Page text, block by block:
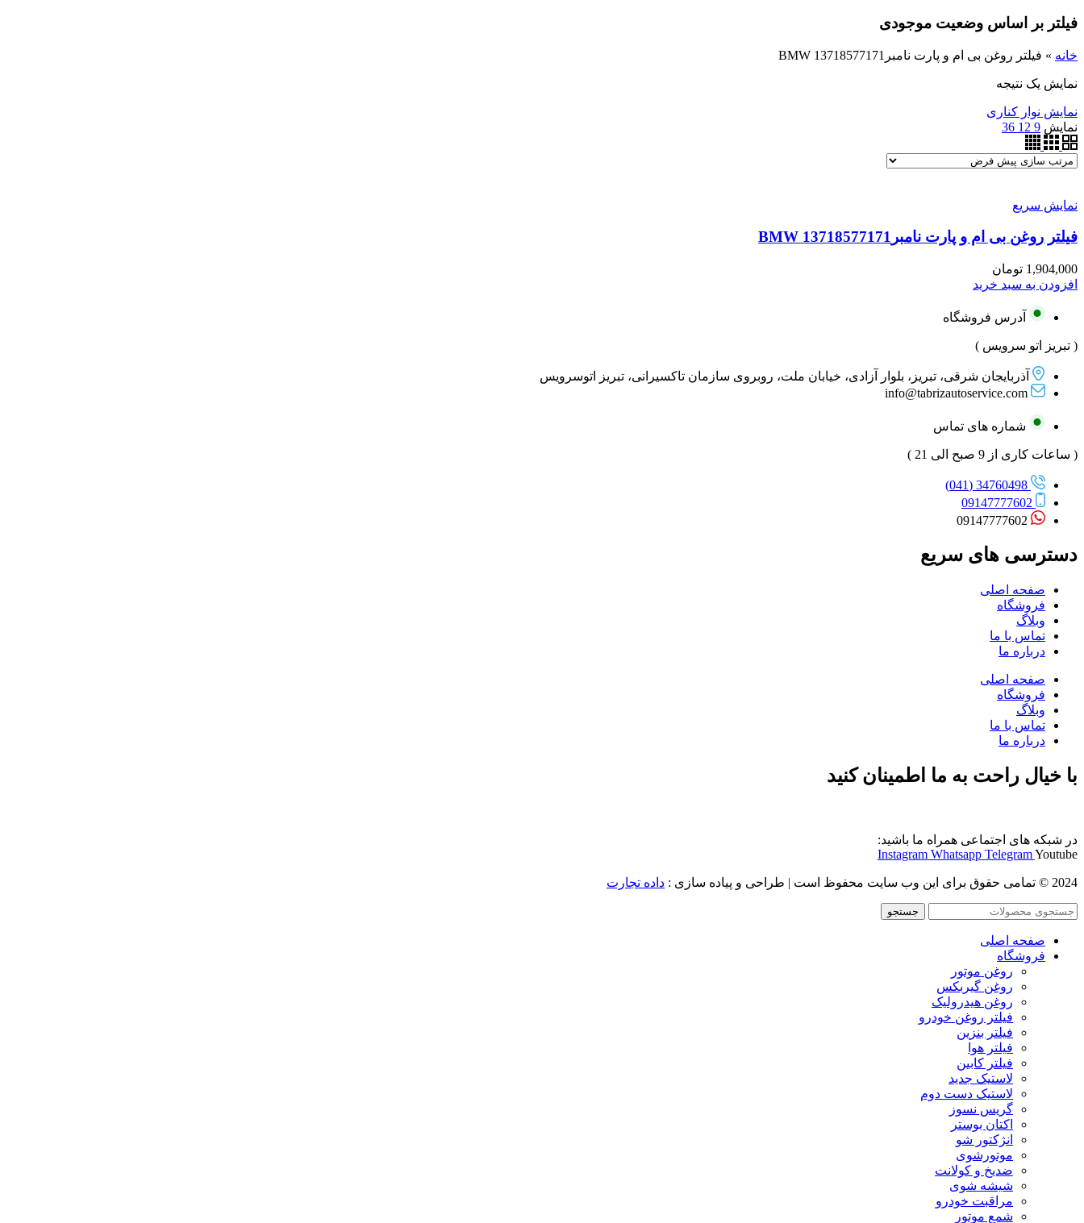
فیلتر بر اساس وضعیت موجودی
خانه » فیلتر روغن بی ام و پارت نامبرBMW 13718577171
نمایش یک نتیجه
نمایش نوار کناری
نمایش 9
12
36
نمایش سریع
فیلتر روغن بی ام و پارت نامبرBMW 13718577171
1,904,000 تومان
افزودن به سبد خرید
آدرس فروشگاه
( تبریز اتو سرویس )
آذربایجان شرقی، تبریز، بلوار آزادی، خیابان ملت، روبروی سازمان تاکسیرانی، تبریز اتوسرویس
info@tabrizautoservice.com
شماره های تماس
( ساعات کاری از 9 صبح الی 21 )
34760498 (041)
09147777602
09147777602
دسترسی های سریع
صفحه اصلی
فروشگاه
وبلاگ
تماس با ما
درباره ما
صفحه اصلی
فروشگاه
وبلاگ
تماس با ما
درباره ما
با خیال راحت به ما اطمینان کنید
در شبکه های اجتماعی همراه ما باشید:
Instagram Whatsapp TelegramYoutube
2024 © تمامی حقوق برای این وب سایت محفوظ است | طراحی و پیاده سازی : داده تجارت
جستجو
صفحه اصلی
فروشگاه
روغن موتور
روغن گیربکس
روغن هیدرولیک
فیلتر روغن خودرو
فیلتر بنزین
فیلتر هوا
فیلتر کابین
لاستیک جدید
لاستیک دست دوم
گریس نسوز
اکتان بوستر
انژکتور شو
موتورشوی
ضدیخ و کولانت
شیشه شوی
مراقبت خودرو
شمع موتور